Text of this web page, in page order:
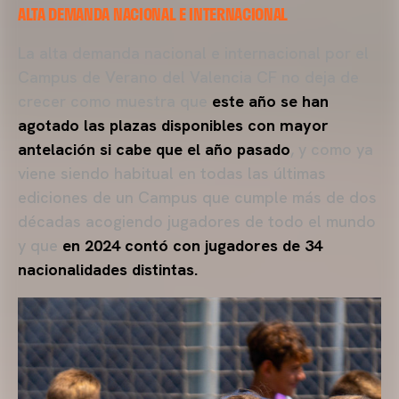
ALTA DEMANDA NACIONAL E INTERNACIONAL
este año se han
agotado las plazas disponibles con mayor
antelación si cabe que el año pasado
viene siendo habitual en todas las últimas
ediciones de un Campus que cumple más de dos
décadas acogiendo jugadores de todo el mundo
y que en 2024 contó con jugadores de 34
nacionalidades distintas.